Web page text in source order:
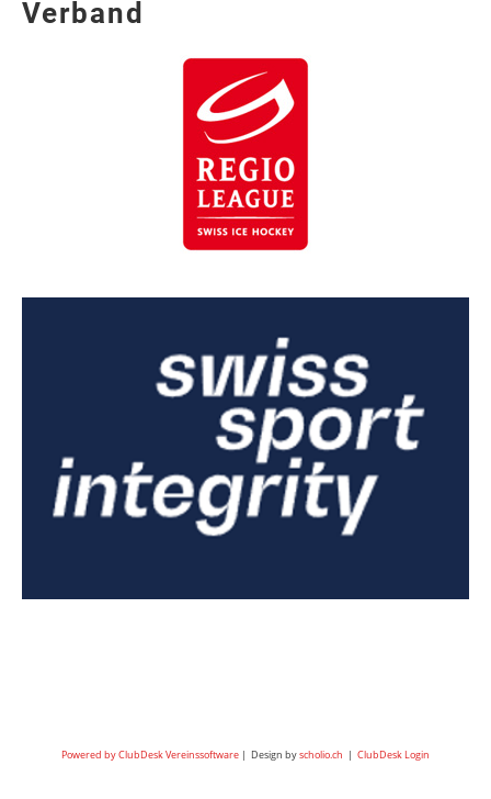
Verband
Powered by ClubDesk Vereinssoftware | Design byscholio.ch | ClubDesk Login